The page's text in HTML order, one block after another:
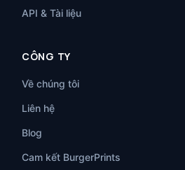
API & Tài liệu
CÔNG TY
Về chúng tôi
Liên hệ
Blog
Cam kết BurgerPrints